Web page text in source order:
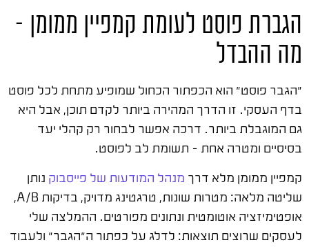
הגברת פוסט לעומת קמפיין ממומן –
מה ההבדל
"הגבר פוסט" הוא הכפתור הכחול שמופיע מתחת לכל פוסט
בדף העסקי. זו הדרך המהירה ביותר לקדם תוכן, אבל היא
גם המוגבלת ביותר. דרכה אפשר לבחור רק קהלי יעד
בסיסיים ומטרה אחת – תשומת לב לפוסט.
קמפיין ממומן מלא דרך מנהל המודעות של פייסבוק נותן
שליטה מלאה: מטרות שונות, טרגטינג מדויק, בדיקות A/B,
אופטימיזציה אוטומטית ונתונים מפורטים. ההמלצה שלי
לעסקים שרוצים תוצאות: לדלג על כפתור ה"הגבר" ולעבוד